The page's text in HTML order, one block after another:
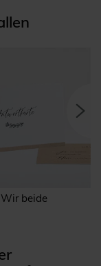
Wir beide